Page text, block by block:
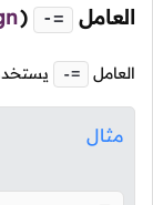
العامل -=
(
العامل -=
مثال